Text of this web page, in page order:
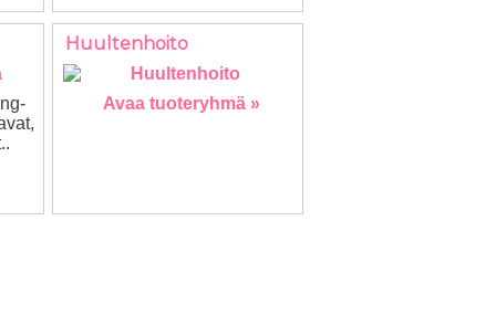
Huultenhoito
Avaa tuoteryhmä »